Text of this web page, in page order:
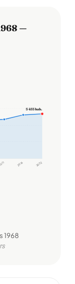
—
2016 2022
5 455 hab.
1968